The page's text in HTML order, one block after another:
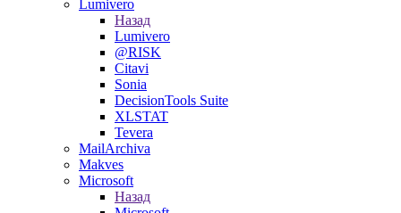
Lumivero
Назад
Lumivero
@RISK
Citavi
Sonia
DecisionTools Suite
XLSTAT
Tevera
MailArchiva
Makves
Microsoft
Назад